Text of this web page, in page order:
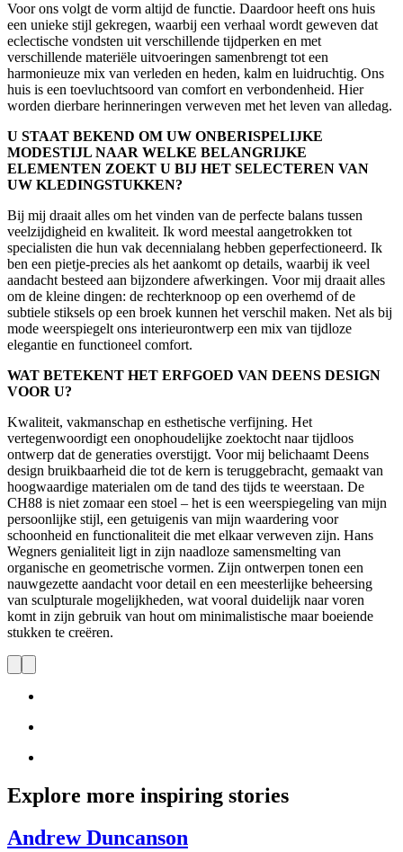
Voor ons volgt de vorm altijd de functie. Daardoor heeft ons huis
een unieke stijl gekregen, waarbij een verhaal wordt geweven dat
eclectische vondsten uit verschillende tijdperken en met
verschillende materiële uitvoeringen samenbrengt tot een
harmonieuze mix van verleden en heden, kalm en luidruchtig. Ons
huis is een toevluchtsoord van comfort en verbondenheid. Hier
worden dierbare herinneringen verweven met het leven van alledag.
U STAAT BEKEND OM UW ONBERISPELIJKE
MODESTIJL NAAR WELKE BELANGRIJKE
ELEMENTEN ZOEKT U BIJ HET SELECTEREN VAN
UW KLEDINGSTUKKEN?
Bij mij draait alles om het vinden van de perfecte balans tussen
veelzijdigheid en kwaliteit. Ik word meestal aangetrokken tot
specialisten die hun vak decennialang hebben geperfectioneerd. Ik
ben een pietje-precies als het aankomt op details, waarbij ik veel
aandacht besteed aan bijzondere afwerkingen. Voor mij draait alles
om de kleine dingen: de rechterknoop op een overhemd of de
subtiele stiksels op een broek kunnen het verschil maken. Net als bij
mode weerspiegelt ons interieurontwerp een mix van tijdloze
elegantie en functioneel comfort.
WAT BETEKENT HET ERFGOED VAN DEENS DESIGN
VOOR U?
Kwaliteit, vakmanschap en esthetische verfijning. Het
vertegenwoordigt een onophoudelijke zoektocht naar tijdloos
ontwerp dat de generaties overstijgt. Voor mij belichaamt Deens
design bruikbaarheid die tot de kern is teruggebracht, gemaakt van
hoogwaardige materialen om de tand des tijds te weerstaan. De
CH88 is niet zomaar een stoel – het is een weerspiegeling van mijn
persoonlijke stijl, een getuigenis van mijn waardering voor
schoonheid en functionaliteit die met elkaar verweven zijn. Hans
Wegners genialiteit ligt in zijn naadloze samensmelting van
organische en geometrische vormen. Zijn ontwerpen tonen een
nauwgezette aandacht voor detail en een meesterlijke beheersing
van sculpturale mogelijkheden, wat vooral duidelijk naar voren
komt in zijn gebruik van hout om minimalistische maar boeiende
stukken te creëren.
Explore more inspiring stories
Andrew Duncanson